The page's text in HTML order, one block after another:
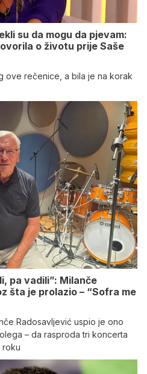
su da mogu da pjevam:
o životu prije Saše
ove rečenice, a bila je na korak
pa vadili”: Milanče
šta je prolazio – “Sofra me
Radosavljević uspio je ono
– da rasproda tri koncerta
roku